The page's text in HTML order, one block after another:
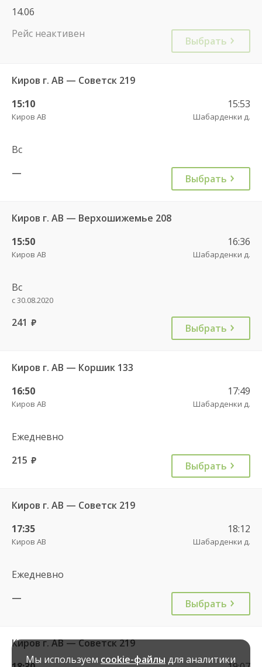
14.06
Рейс неактивен
Выбрать
Киров г. АВ — Советск 219
15:10
Киров АВ
15:53
Шабарденки д.
Вс
—
Выбрать
Киров г. АВ — Верхошижемье 208
15:50
Киров АВ
16:36
Шабарденки д.
Вс
с 30.08.2020
241 руб. Выбрать
Киров г. АВ — Коршик 133
16:50
Киров АВ
17:49
Шабарденки д.
Ежедневно
215 руб. Выбрать
Киров г. АВ — Советск 219
17:35
Киров АВ
18:12
Шабарденки д.
Ежедневно
—
Выбрать
Киров г. АВ — Советск 219
Мы используем cookie-файлы для аналитики